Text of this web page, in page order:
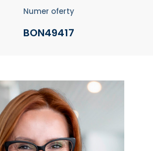
Numer oferty
BON49417